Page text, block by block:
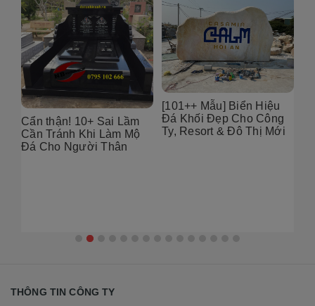
Cẩn thận! 10+ Sai Lầm
Cần Tránh Khi Làm Mộ
Đá Cho Người Thân
[101++ Mẫu] Biển Hiệu
Đá Khối Đẹp Cho Công
Ty, Resort & Đô Thị Mới
THÔNG TIN CÔNG TY